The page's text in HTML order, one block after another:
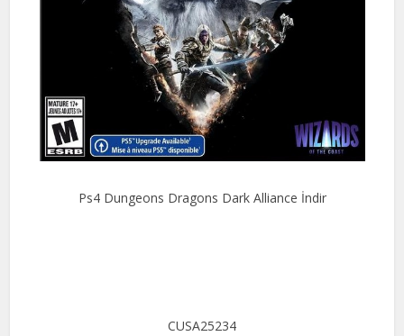
Ps4 Dungeons Dragons Dark Alliance İndir
CUSA25234